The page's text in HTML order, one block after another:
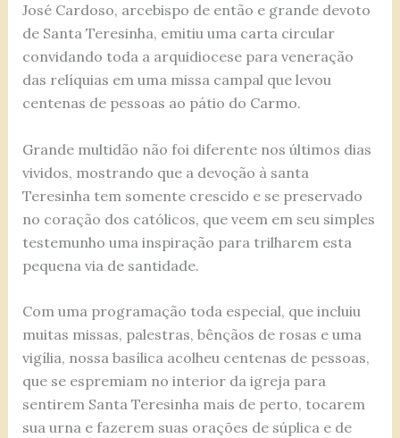
José Cardoso, arcebispo de então e grande devoto
de Santa Teresinha, emitiu uma carta circular
convidando toda a arquidiocese para veneração
das relíquias em uma missa campal que levou
centenas de pessoas ao pátio do Carmo.
Grande multidão não foi diferente nos últimos dias
vividos, mostrando que a devoção à santa
Teresinha tem somente crescido e se preservado
no coração dos católicos, que veem em seu simples
testemunho uma inspiração para trilharem esta
pequena via de santidade.
Com uma programação toda especial, que incluiu
muitas missas, palestras, bênçãos de rosas e uma
vigília, nossa basílica acolheu centenas de pessoas,
que se espremiam no interior da igreja para
sentirem Santa Teresinha mais de perto, tocarem
sua urna e fazerem suas orações de súplica e de